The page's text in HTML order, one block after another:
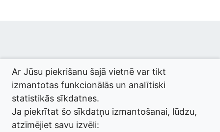
© 2026 termini.gov.lv. Izstrādātājs:Tilde.
Ar Jūsu piekrišanu šajā vietnē var tikt
izmantotas funkcionālās un analītiski
statistikās sīkdatnes.
Ja piekrītat šo sīkdatņu izmantošanai, lūdzu,
atzīmējiet savu izvēli: